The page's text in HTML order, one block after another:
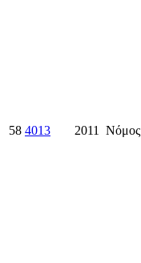
58 4013 2011 Νόμος